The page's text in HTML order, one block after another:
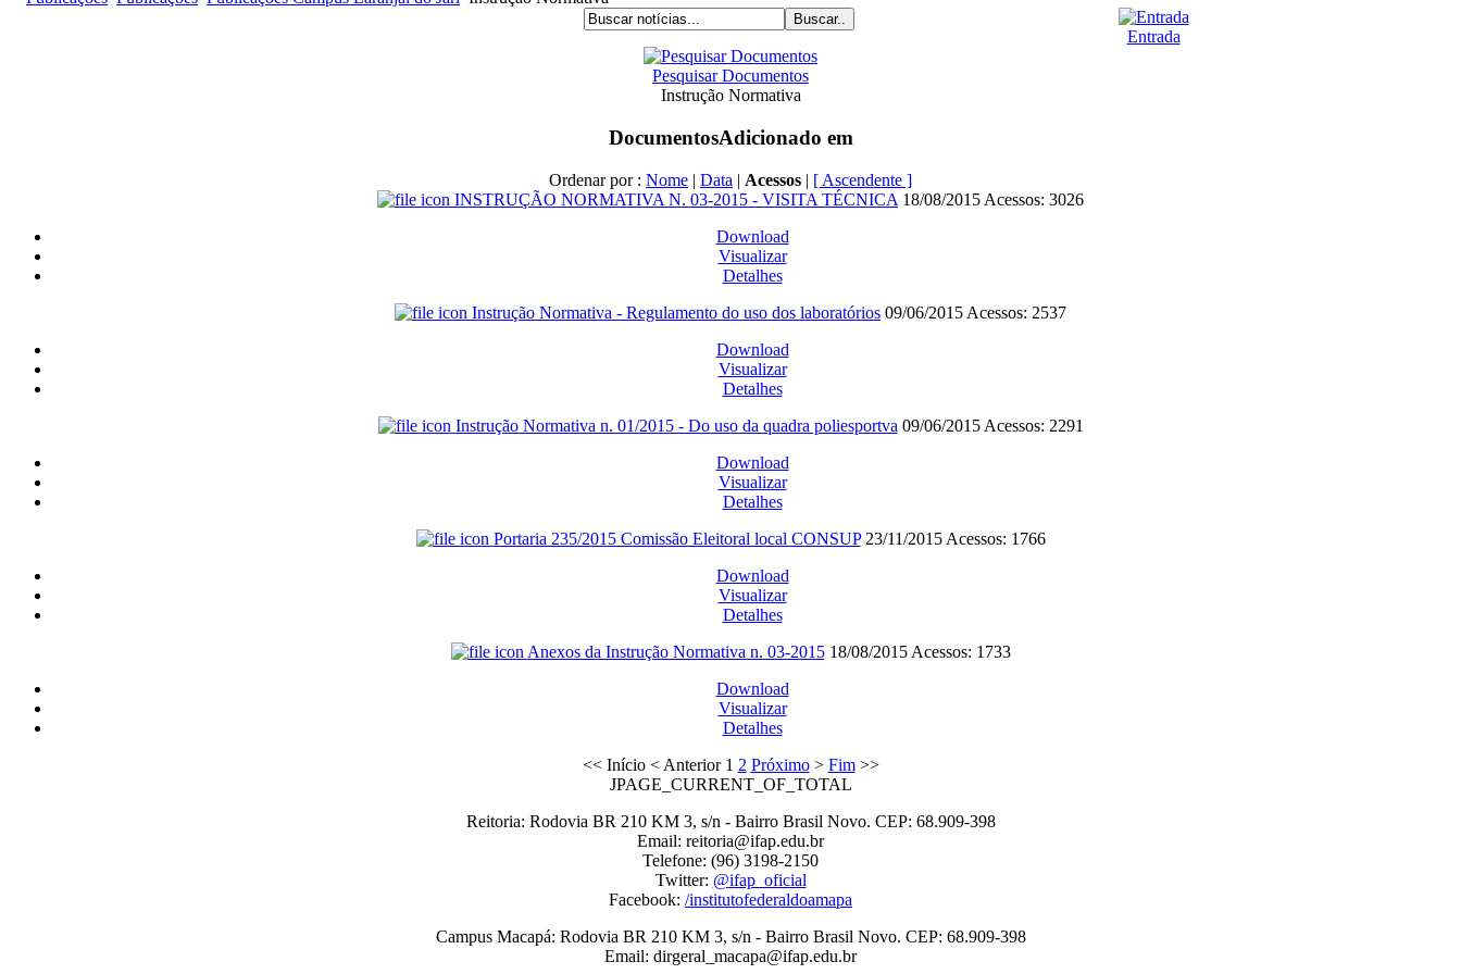
Entrada
Pesquisar Documentos
Instrução Normativa
DocumentosAdicionado em
Ordenar por : Nome | Data | Acessos | [ Ascendente ]
INSTRUÇÃO NORMATIVA N. 03-2015 - VISITA TÉCNICA 18/08/2015 Acessos: 3026
Download
Visualizar
Detalhes
Instrução Normativa - Regulamento do uso dos laboratórios 09/06/2015 Acessos: 2537
Download
Visualizar
Detalhes
Instrução Normativa n. 01/2015 - Do uso da quadra poliesportva 09/06/2015 Acessos: 2291
Download
Visualizar
Detalhes
Portaria 235/2015 Comissão Eleitoral local CONSUP 23/11/2015 Acessos: 1766
Download
Visualizar
Detalhes
Anexos da Instrução Normativa n. 03-2015 18/08/2015 Acessos: 1733
Download
Visualizar
Detalhes
<< Início< Anterior 1 2 Próximo> Fim>>
JPAGE_CURRENT_OF_TOTAL
Reitoria: Rodovia BR 210 KM 3, s/n - Bairro Brasil Novo. CEP: 68.909-398
Email: reitoria@ifap.edu.br
Telefone: (96) 3198-2150
Twitter: @ifap_oficial
Facebook: /institutofederaldoamapa
Campus Macapá: Rodovia BR 210 KM 3, s/n - Bairro Brasil Novo. CEP: 68.909-398
Email: dirgeral_macapa@ifap.edu.br